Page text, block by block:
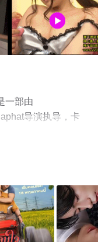
一部由
导演执导，卡
苏梅提固,苏卡达·
版电视剧全集就上
，更多剧情信息可
平台了解。